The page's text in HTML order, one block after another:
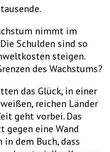
nimmt im
Schulden sind so
steigen.
des Wachstums?
das Glück, in einer
reichen Länder
geht vorbei. Das
gegen eine Wand
dem Buch, dass